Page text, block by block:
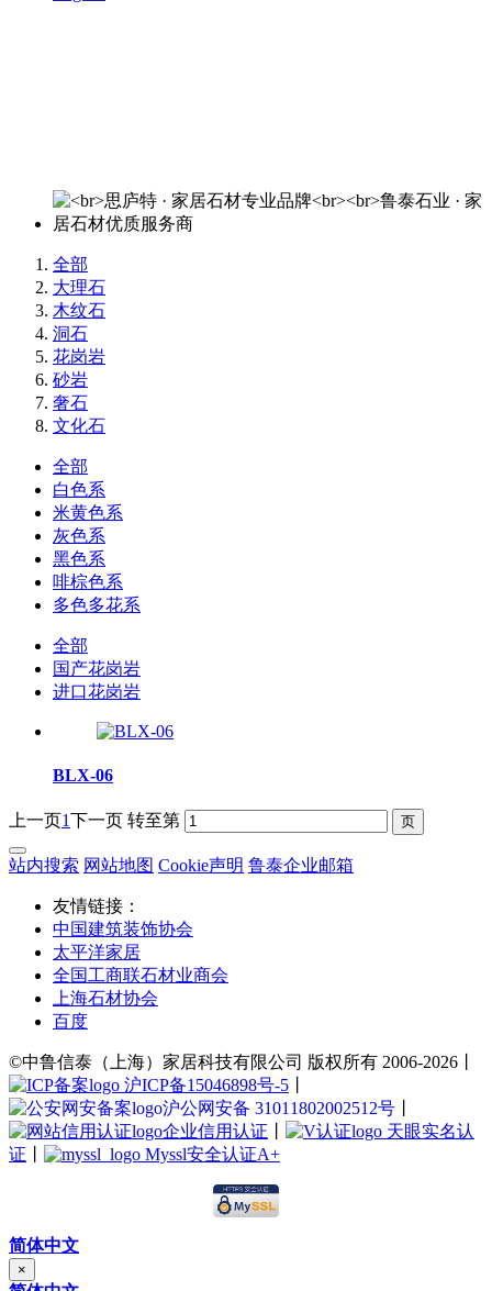
全部
大理石
木纹石
洞石
花岗岩
砂岩
奢石
文化石
全部
白色系
米黄色系
灰色系
黑色系
啡棕色系
多色多花系
全部
国产花岗岩
进口花岗岩
BLX-06
上一页1下一页 转至第
站内搜索 网站地图 Cookie声明 鲁泰企业邮箱
友情链接：
中国建筑装饰协会
太平洋家居
全国工商联石材业商会
上海石材协会
百度
©中鲁信泰（上海）家居科技有限公司 版权所有 2006-2026丨
沪ICP备15046898号-5
沪公网安备 31011802002512号
企业信用认证
天眼实名认
证
Myssl安全认证A+
简体中文
×